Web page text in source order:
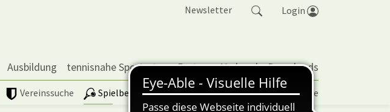
Newsletter Login
Ausbildung tennisnahe Sportarten Partner Verband Downloads
Vereinssuche Spielbetrieb | TORP Vereinspokal Turniere